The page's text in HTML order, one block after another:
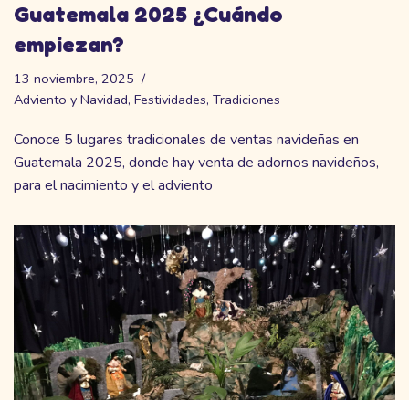
Guatemala 2025 ¿Cuándo
empiezan?
13 noviembre, 2025
Adviento y Navidad, Festividades, Tradiciones
Conoce 5 lugares tradicionales de ventas navideñas en
Guatemala 2025, donde hay venta de adornos navideños,
para el nacimiento y el adviento